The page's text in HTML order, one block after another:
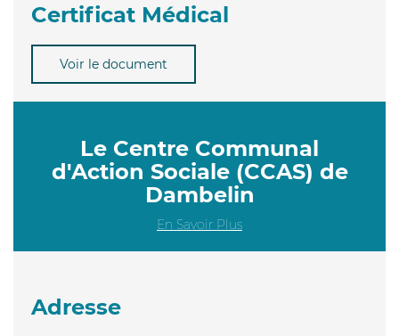
Certificat Médical
Voir le document
Le Centre Communal
d'Action Sociale (CCAS) de
Dambelin
En Savoir Plus
Adresse